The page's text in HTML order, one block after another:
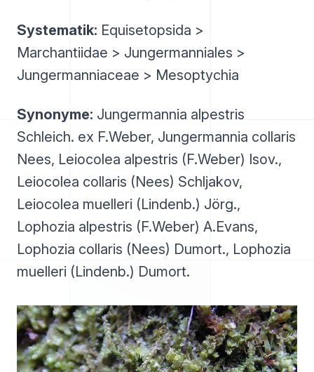
Systematik: Equisetopsida >
Marchantiidae > Jungermanniales >
Jungermanniaceae > Mesoptychia
Synonyme: Jungermannia alpestris
Schleich. ex F.Weber, Jungermannia collaris
Nees, Leiocolea alpestris (F.Weber) Isov.,
Leiocolea collaris (Nees) Schljakov,
Leiocolea muelleri (Lindenb.) Jörg.,
Lophozia alpestris (F.Weber) A.Evans,
Lophozia collaris (Nees) Dumort., Lophozia
muelleri (Lindenb.) Dumort.